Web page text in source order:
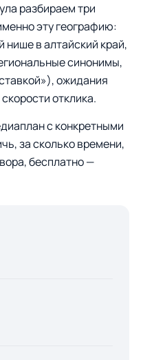
разбираем три
эту географию:
нише в алтайский край,
синонимы,
ожидания
отклика.
с конкретными
за сколько времени,
бесплатно —